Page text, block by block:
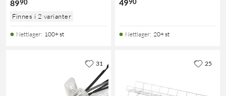
8990
Finnes i 2 varianter
Nettlager: 100+ st
49
Nettlager: 20+ st
31 25